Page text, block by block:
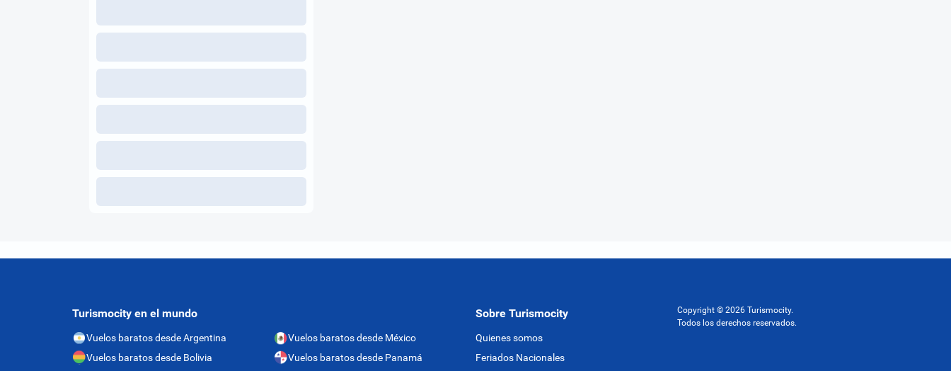
Turismocity en el mundo
Vuelos baratos desde Argentina
Vuelos baratos desde Bolivia
Vuelos baratos desde México
Vuelos baratos desde Panamá
Sobre Turismocity
Quienes somos
Feriados Nacionales
Copyright © 2026 Turismocity.
Todos los derechos reservados.